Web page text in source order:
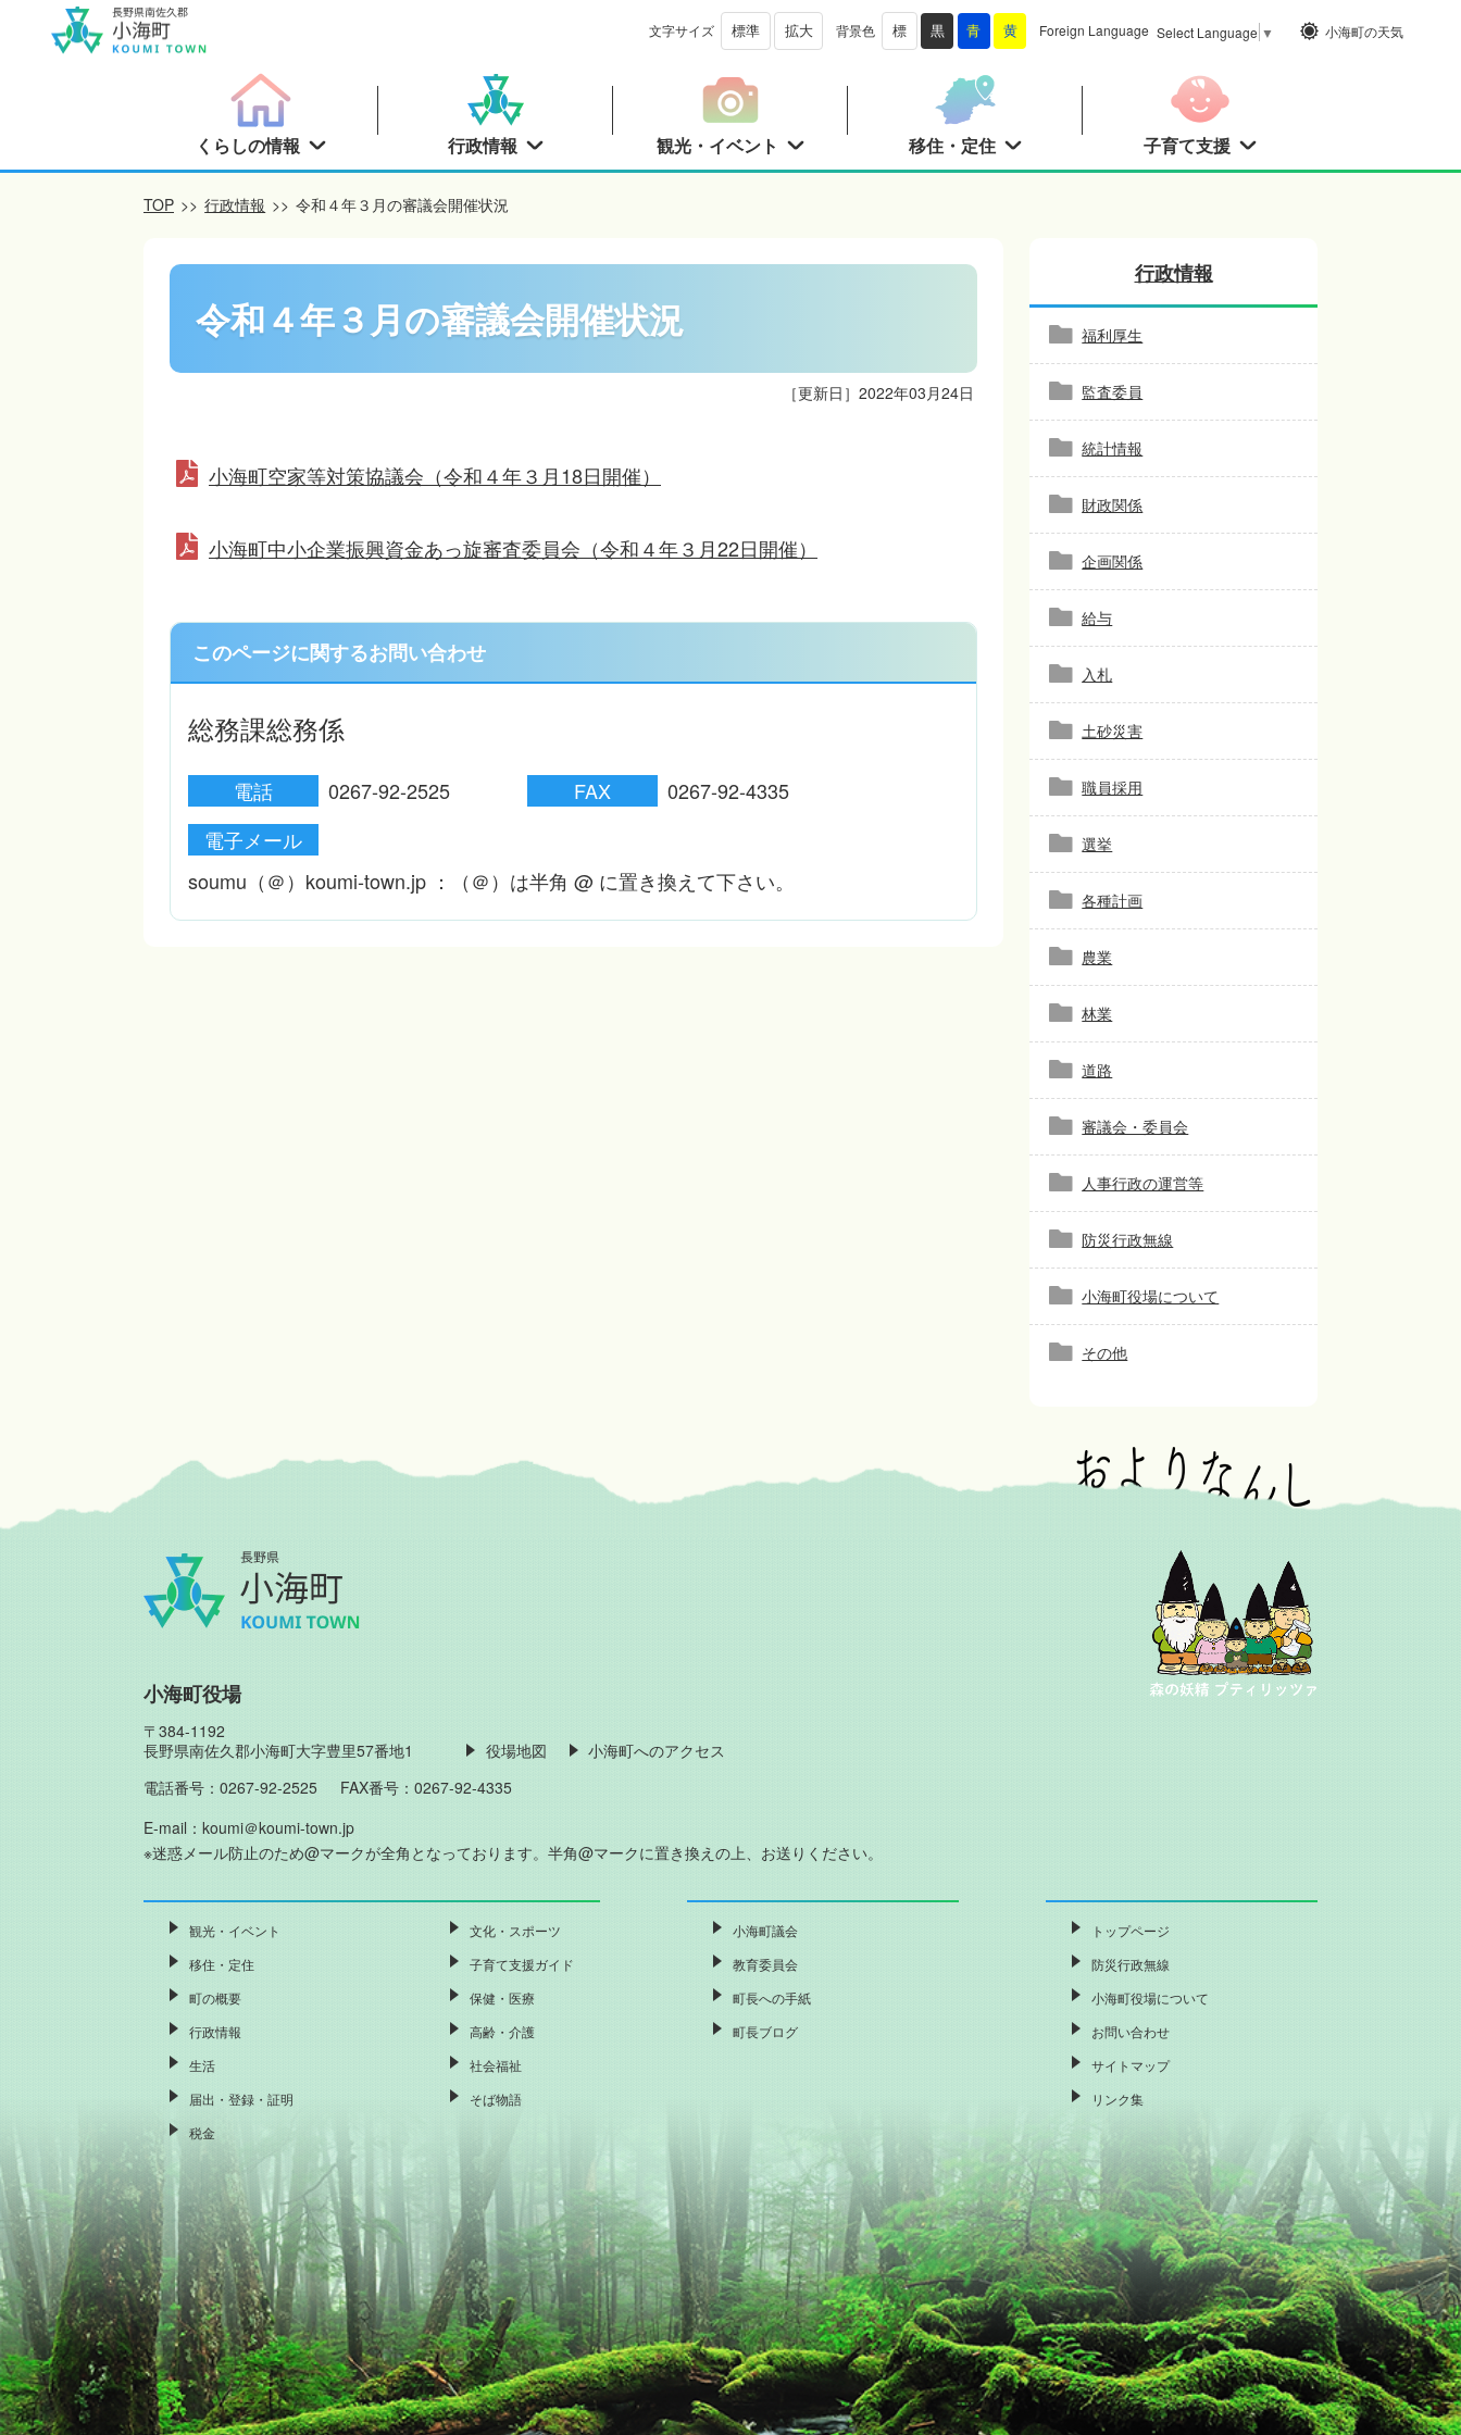
文字サイズ 標準 拡大 背景色 標 黒 青 黄 Foreign Language Select Language ▼ 小海町の天気
くらしの情報 行政情報 観光・イベント 移住・定住 子育て支援
TOP >> 行政情報 >> 令和４年３月の審議会開催状況
令和４年３月の審議会開催状況
［更新日］ 2022年03月24日
小海町空家等対策協議会（令和４年３月18日開催）
小海町中小企業振興資金あっ旋審査委員会（令和４年３月22日開催）
このページに関するお問い合わせ
総務課総務係
電話 0267-92-2525 FAX
0267-92-4335
電子メール
soumu（＠）koumi-town.jp ：（＠）は半角 @ に置き換えて下さい。
行政情報
福利厚生
監査委員
統計情報
財政関係
企画関係
給与
入札
土砂災害
職員採用
選挙
各種計画
農業
林業
道路
審議会・委員会
人事行政の運営等
防災行政無線
小海町役場について
その他
小海町役場
〒384-1192
長野県南佐久郡小海町大字豊里57番地1
役場地図
小海町へのアクセス
電話番号：0267-92-2525
FAX番号：0267-92-4335
E-mail：koumi＠koumi-town.jp
※迷惑メール防止のため@マークが全角となっております。半角@マークに置き換えの上、お送りください。
観光・イベント
移住・定住
町の概要
行政情報
生活
届出・登録・証明
税金
文化・スポーツ
子育て支援ガイド
保健・医療
高齢・介護
社会福祉
そば物語
小海町議会
教育委員会
町長への手紙
町長ブログ
トップページ
防災行政無線
小海町役場について
お問い合わせ
サイトマップ
リンク集